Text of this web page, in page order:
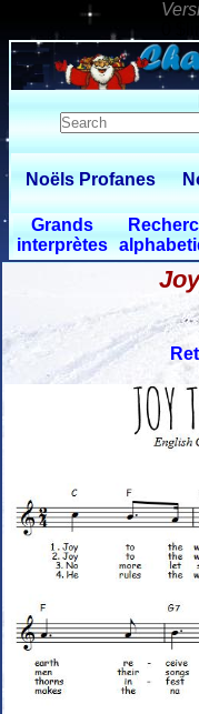
0
Noëls Profanes
Grands
interprètes